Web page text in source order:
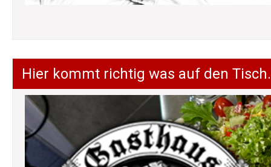
Hier kommt richtig was auf den Tisch.